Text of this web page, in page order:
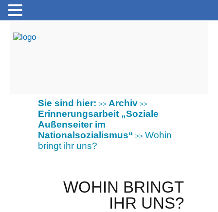
Erinnerungsarbeit „Soziale
Außenseiter im
Nationalsozialismus“
bringt ihr uns?
IHR UNS?